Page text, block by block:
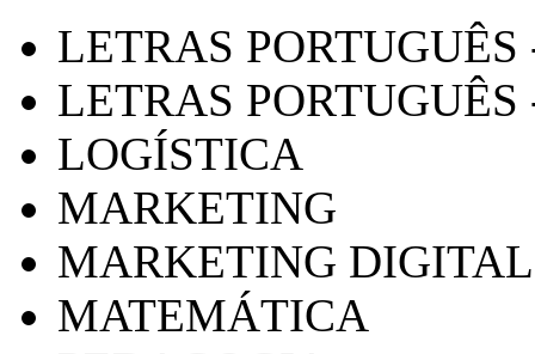
LETRAS
LETRAS PORTUGUÊS
LOGÍSTICA
MARKETING
MARKETING DIGITAL
MATEMÁTICA